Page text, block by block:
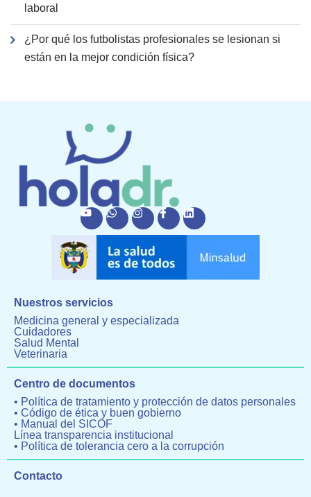
laboral
¿Por qué los futbolistas profesionales se lesionan si
están en la mejor condición física?
Nuestros servicios
Medicina general y especializada
Cuidadores
Salud Mental
Veterinaria
Centro de documentos
• Política de tratamiento y protección de datos personales
• Código de ética y buen gobierno
• Manual del SICOF
Línea transparencia institucional
• Política de tolerancia cero a la corrupción
Contacto